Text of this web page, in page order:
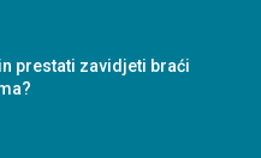
prestati zavidjeti braći